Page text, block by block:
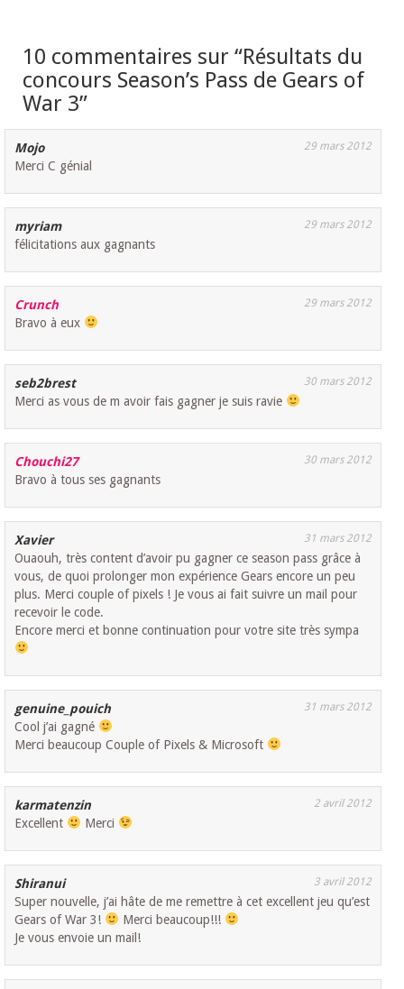
10 commentaires sur “Résultats du
concours Season’s Pass de Gears of
War 3”
Mojo 29 mars 2012
Merci C génial
myriam 29 mars 2012
félicitations aux gagnants
Crunch 29 mars 2012
Bravo à eux
seb2brest 30 mars 2012
Merci as vous de m avoir fais gagner je suis ravie
Chouchi27 30 mars 2012
Bravo à tous ses gagnants
Xavier 31 mars 2012
Ouaouh, très content d’avoir pu gagner ce season pass grâce à
vous, de quoi prolonger mon expérience Gears encore un peu
plus. Merci couple of pixels ! Je vous ai fait suivre un mail pour
recevoir le code.
Encore merci et bonne continuation pour votre site très sympa
genuine_pouich 31 mars 2012
Cool j’ai gagné
Merci beaucoup Couple of Pixels & Microsoft
karmatenzin 2 avril 2012
Excellent Merci
Shiranui 3 avril 2012
Super nouvelle, j’ai hâte de me remettre à cet excellent jeu qu’est
Gears of War 3!
Merci beaucoup!!!
Je vous envoie un mail!